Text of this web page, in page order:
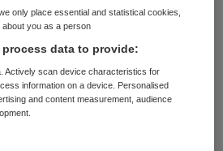
. Ruim driekwart van de
te beschikken over een
Opvallend is dat
jaar beter
only place essential and statistical cookies,
you as a person
data to provide:
Actively scan device characteristics for
information on a device. Personalised
and content measurement, audience